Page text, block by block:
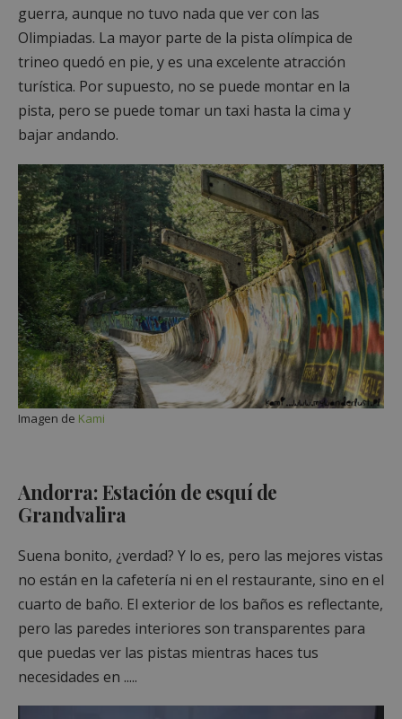
guerra, aunque no tuvo nada que ver con las
Olimpiadas. La mayor parte de la pista olímpica de
trineo quedó en pie, y es una excelente atracción
turística. Por supuesto, no se puede montar en la
pista, pero se puede tomar un taxi hasta la cima y
bajar andando.
Imagen de Kami
Andorra: Estación de esquí de
Grandvalira
Suena bonito, ¿verdad? Y lo es, pero las mejores vistas
no están en la cafetería ni en el restaurante, sino en el
cuarto de baño. El exterior de los baños es reflectante,
pero las paredes interiores son transparentes para
que puedas ver las pistas mientras haces tus
necesidades en .....